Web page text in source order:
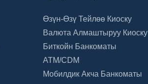
Өзүн-Өзү Тейлөө Киоску
Валюта Алмаштыруу Киоску
Биткойн Банкоматы
ATM/CDM
Мобилдик Акча Банкоматы